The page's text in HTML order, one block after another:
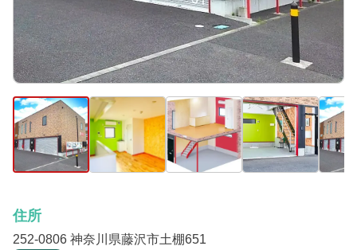
住所
252-0806 神奈川県藤沢市土棚651